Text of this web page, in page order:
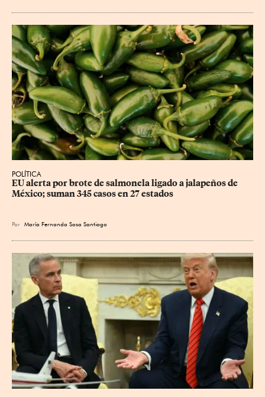
POLÍTICA
EU alerta por brote de salmonela ligado a jalapeños de
México; suman 345 casos en 27 estados
Por María Fernanda Sosa Santiago